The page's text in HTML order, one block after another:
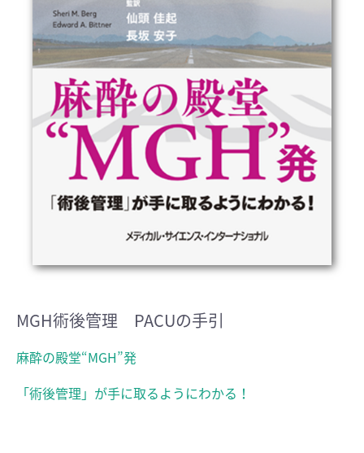
MGH術後管理 PACUの手引
麻酔の殿堂“MGH”発
「術後管理」が手に取るようにわかる！